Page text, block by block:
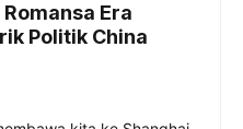
Era
Politik China